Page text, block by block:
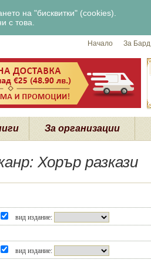
на "бисквитки" (cookies).
с това.
Начало За Бард
За организации
Хорър разкази
вид издание:
вид издание: